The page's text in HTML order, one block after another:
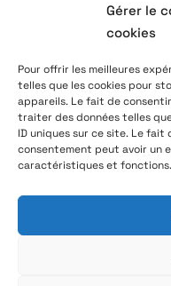
Gérer le
cookies
Pour offrir les meilleures
telles que les cookies pour
appareils. Le fait de
traiter des données telles
ID uniques sur ce site. Le
consentement peut avoir un
caractéristiques et fonctions.
04
© 2026 – AE Service
composants
Nous